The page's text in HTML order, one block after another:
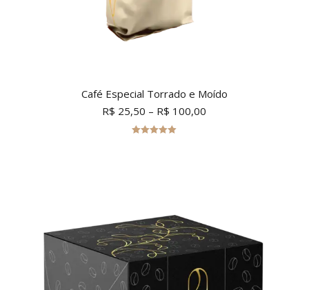
Café Especial Torrado e Moído
R$ 25,50 – R$ 100,00
variantes.
As
opções
podem
ser
escolhidas